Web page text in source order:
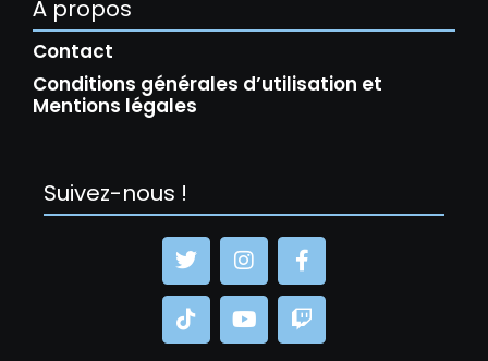
À propos
Contact
Conditions générales d’utilisation et
Mentions légales
Suivez-nous !